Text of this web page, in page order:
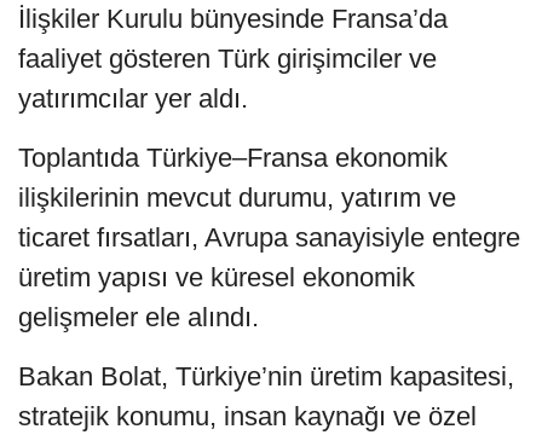
İlişkiler Kurulu bünyesinde Fransa’da
faaliyet gösteren Türk girişimciler ve
yatırımcılar yer aldı.
Toplantıda Türkiye–Fransa ekonomik
ilişkilerinin mevcut durumu, yatırım ve
ticaret fırsatları, Avrupa sanayisiyle entegre
üretim yapısı ve küresel ekonomik
gelişmeler ele alındı.
Bakan Bolat, Türkiye’nin üretim kapasitesi,
stratejik konumu, insan kaynağı ve özel